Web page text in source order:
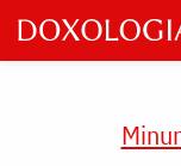
Skip
to
main